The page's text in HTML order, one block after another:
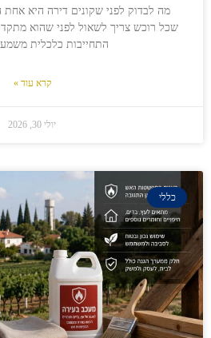
מה לבדוק לפני שקונים דירה היא
שכל רוכש צריך לשאול לפני שהוא
התחייבות כלכלית
קרא עוד »
יולי 30, 2026
כללי